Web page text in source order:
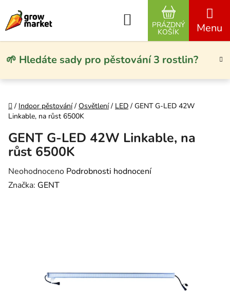
🌱 Hledáte sady pro pěstování 3 rostlin?
Hledat
NÁKUPNÍ
PRÁZDNÝ
KOŠÍK
Domů
/ Indoor pěstování / Osvětlení / LED / GENT G-LED 42W
Linkable, na růst 6500K
GENT G-LED 42W Linkable, na
růst 6500K
Průměrné hodnocení produktu je 0,0 z 5 hvězdiček.
Neohodnoceno Podrobnosti hodnocení
Značka: GENT